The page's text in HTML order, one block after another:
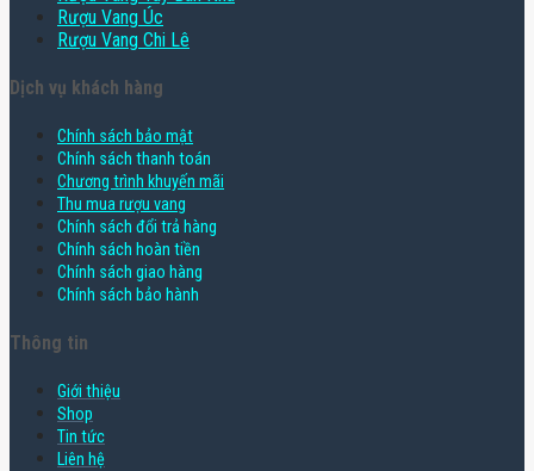
Rượu Vang Úc
Rượu Vang Chi Lê
Dịch vụ khách hàng
Chính sách bảo mật
Chính sách thanh toán
Chương trình khuyến mãi
Thu mua rượu vang
Chính sách đổi trả hàng
Chính sách hoàn tiền
Chính sách giao hàng
Chính sách bảo hành
Thông tin
Giới thiệu
Shop
Tin tức
Liên hệ